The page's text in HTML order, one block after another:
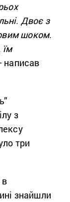
Двоє з
шоком.
їм
написав
з
три
знайшли